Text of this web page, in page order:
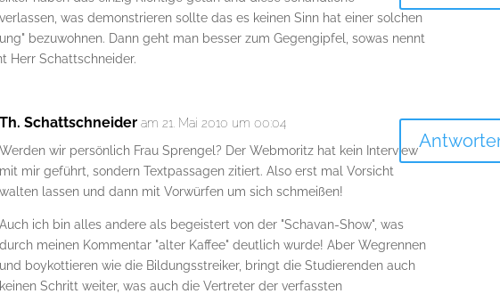
was demonstrieren sollte das es keinen Sinn hat einer solchen
bezuwohnen. Dann geht man besser zum Gegengipfel, sowas nennt
Herr Schattschneider.
Th. Schattschneider am 21. Mai 2010 um 00:04
Werden wir persönlich Frau Sprengel? Der Webmoritz hat kein Interview
mit mir geführt, sondern Textpassagen zitiert. Also erst mal Vorsicht
walten lassen und dann mit Vorwürfen um sich schmeißen!
Auch ich bin alles andere als begeistert von der "Schavan-Show", was
durch meinen Kommentar "alter Kaffee" deutlich wurde! Aber Wegrennen
und boykottieren wie die Bildungsstreiker, bringt die Studierenden auch
keinen Schritt weiter, was auch die Vertreter der verfassten